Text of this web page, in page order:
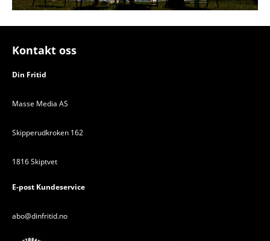
Kontakt oss
Din Fritid
Masse Media AS
Skipperudkroken 162
1816 Skiptvet
E-post Kundeservice
abo@dinfritid.no